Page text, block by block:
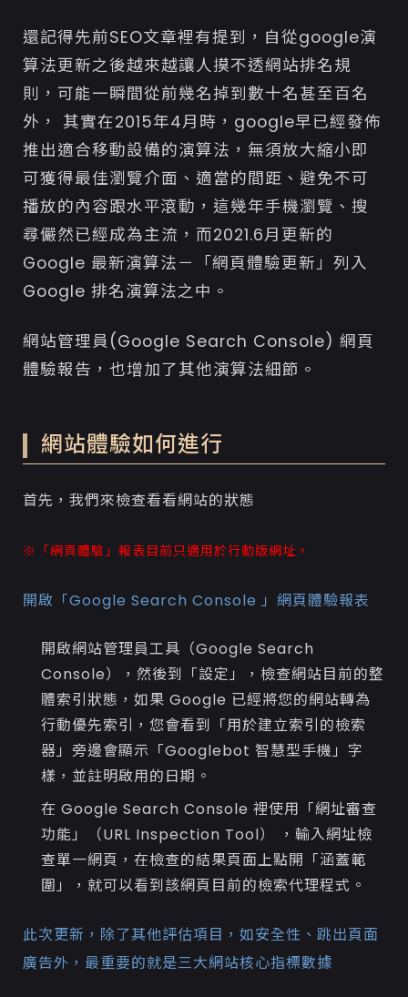
還記得先前SEO文章裡有提到，自從google演
算法更新之後越來越讓人摸不透網站排名規
則，可能一瞬間從前幾名掉到數十名甚至百名
外， 其實在2015年4月時，google早已經發佈
推出適合移動設備的演算法，無須放大縮小即
可獲得最佳瀏覽介面、適當的間距、避免不可
播放的內容跟水平滾動，這幾年手機瀏覽、搜
尋儼然已經成為主流，而2021.6月更新的
Google 最新演算法－「網頁體驗更新」列入
Google 排名演算法之中。
網站管理員(Google Search Console) 網頁
體驗報告，也增加了其他演算法細節。
網站體驗如何進行
首先，我們來檢查看看網站的狀態
※「網頁體驗」報表目前只適用於行動版網址。
開啟「Google Search Console 」網頁體驗報表
開啟網站管理員工具（Google Search
Console），然後到「設定」，檢查網站目前的整
體索引狀態，如果 Google 已經將您的網站轉為
行動優先索引，您會看到「用於建立索引的檢索
器」旁邊會顯示「Googlebot 智慧型手機」字
樣，並註明啟用的日期。
在 Google Search Console 裡使用「網址審查
功能」（URL Inspection Tool） ，輸入網址檢
查單一網頁，在檢查的結果頁面上點開「涵蓋範
圍」，就可以看到該網頁目前的檢索代理程式。
此次更新，除了其他評估項目，如安全性、跳出頁面
廣告外，最重要的就是三大網站核心指標數據